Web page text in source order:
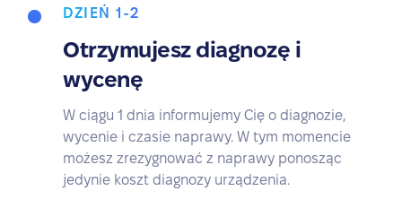
DZIEŃ 1-2
Otrzymujesz diagnozę i
wycenę
W ciągu 1 dnia informujemy Cię o diagnozie,
wycenie i czasie naprawy. W tym momencie
możesz zrezygnować z naprawy ponosząc
jedynie koszt diagnozy urządzenia.